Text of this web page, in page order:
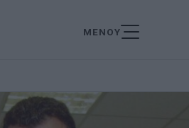
ΜΕΝΟΥ